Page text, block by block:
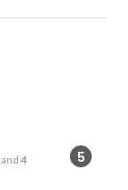
5
and 4